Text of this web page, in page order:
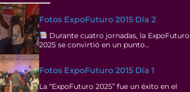
Fotos ExpoFuturo 2015 Día 2
Durante cuatro jornadas, la ExpoFuturo
2025 se convirtió en un punto…
Fotos ExpoFuturo 2015 Día 1
La “ExpoFuturo 2025” fue un éxito en el